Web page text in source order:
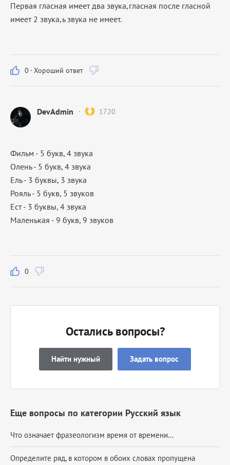
Первая гласная имеет два звука,гласная после гласной
имеет 2 звука,ь звука не имеет.
0 · Хороший ответ
DevAdmin 1720
Фильм - 5 букв, 4 звука
Олень - 5 букв, 4 звука
Ель - 3 буквы, 3 звука
Рояль - 5 букв, 5 звуков
Ест - 3 буквы, 4 звука
Маленькая - 9 букв, 9 звуков
0
Остались вопросы?
Найти нужный Задать вопрос
Еще вопросы по категории Русский язык
Что означает фразеологизм время от времени...
Определите ряд, в котором в обоих словах пропущена